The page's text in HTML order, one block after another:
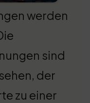
werden
sind
der
zu einer